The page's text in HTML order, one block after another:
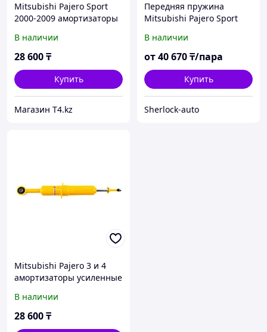
Mitsubishi Pajero Sport
2000-2009 амортизаторы
В наличии
28 600₸
Купить
Магазин T4.kz
Передняя пружина
Mitsubishi Pajero Sport
В наличии
от40 670₸/пара
Купить
Sherlock-auto
Mitsubishi Pajero 3 и 4
амортизаторы усиленные
В наличии
28 600₸